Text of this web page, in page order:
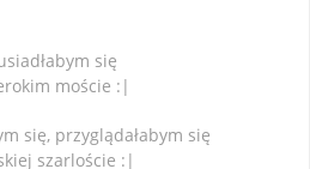
się
moście :|
się, przyglądałabym się
szarloście :|